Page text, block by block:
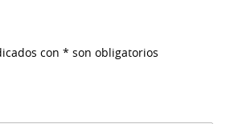
con * son obligatorios